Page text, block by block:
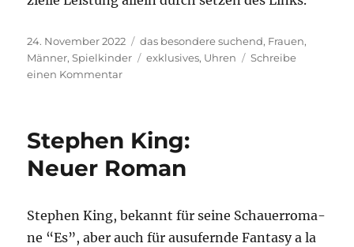
Veröffentlicht
am
24. November 2022 Kategorien
das besondere suchend, Frauen,
Männer,Spielkinder Schlagwörter
exklusives, Uhren
Schreibe
einen Kommentarzu
Stephen King:
Neuer Roman
Ste­phen King, bekannt für sei­ne Schau­er­ro­ma­
ne “Es”, aber auch für aus­ufern­de Fan­ta­sy a la